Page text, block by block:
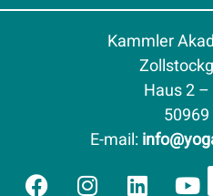
Kammler
Haus 2
E-mail: